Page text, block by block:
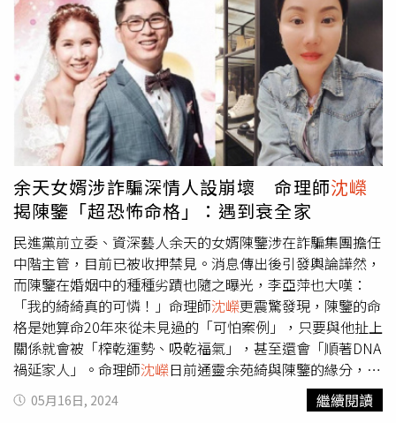
「代為」發表各種意見，或是出錢出力幫忙收尾，外界均認
為，是狄鶯對孫安佐的溺愛害了他。沈嶸
通靈後則指出，狄
鶯與孫安佐是「刑剋」關係，而且是孫安佐刑剋狄鶯，兩人
相處會不斷損耗狄鶯的運勢、名聲和健康，讓狄鶯疲於奔
命、收拾善後，現在甚至傳出狄鶯向媒體表示這次事件解決
後要與孫鵬離婚，其實狄鶯與孫鵬1997年結婚生下孫安佐
後，不到2年就離婚，直到2007年才復合再婚，如今婚姻又
因兒子問題受到影響，完全就是典型的「刑剋」現象。孫安
佐在直播上稱「你以為我不想要普通人的幸福嗎？」也顯然
對於家庭相當不滿，沈嶸調閱因果簿後發現孫安佐有「不被
諒解」、「痛苦」、「失望」、「報復心」、「仇恨」和
「自毀」的不良業力，加上孫安佐從小養尊處優，他的腦波
中認為「既然不需努力就能過好日子，那為何還需要努
力？」這也使得孫安佐有「無責任感」的業力，這個不良業
力讓他即使24歲表現卻仍像個小男孩一樣，無法對自己的行
為負責，總是惹得母親狄鶯傷心難過。最後， 沈嶸通靈聖靈
針對孫安佐給出解方：「聖靈建議孫安佐的情況需要儘速就
醫，趕快得到正確醫治，不能再拖延，以免病情惡化發生憾
事。另外，建議狄鶯對孫安佐要做到『真正的放手』，讓兒
子對自己的所有行為負責，不要再出手幫他，也不要輕易給
還具備「富貴一生」的命格，她不僅一出生就能受到父母資
源的庇蔭，特別生旺父母、家族，未來不論跟誰成家，她也
能帶旺夫家，可以說這樣的命格「不論做什麼都能有錢」，
即使她未來轉型不當藝人，一樣能大富大貴，是真正的富貴
之人，有錢又有福氣。而歐陽娜娜則是「金鑽桃花」命格，
走到哪都能受人喜愛，特別能受到男性的助緣，這樣的命格
靠著實力與絕色外表就能崛起，對照歐陽娜娜靠著音樂才華
和動人美貌撐起演藝事業的一片天，就很符合這個格局，且
她命格能量很強，完全是又美又有錢的桃花美人。不過，
嶸指出這種命格比較適合單身，一旦步入婚姻，桃花能量就
會衰減。 沈嶸還特別提醒歐陽娜娜要持續精進演技、音樂實
力，不然會「後繼無力」的現象，容易被演藝圈「長江後浪
推前浪」給淹沒。沈嶸總結：「不論是『富貴一生』或『金
鑽桃花』命格，都是能夠賺大錢的特殊富貴格局，這是家庭
中少見的貴女命格，能夠成為家族之光，小S與傅娟能夠生
到這樣的女兒非常有福氣，許韶恩與歐陽娜娜未來的表現值
得大眾期待，祝福兩人未來人生都能一路長紅。」
余天女婿涉詐騙深情人設崩壞 命理師沈嶸
揭陳鑒「超恐怖命格」：遇到衰全家
民進黨前立委、資深藝人余天的女婿陳鑒涉在詐騙集團擔任
中階主管，目前已被收押禁見。消息傳出後引發輿論譁然，
而陳鑒在婚姻中的種種劣蹟也隨之曝光，李亞萍也大嘆：
「我的綺綺真的可憐！」命理師沈嶸更震驚發現，陳鑒的命
格是她算命20年來從未見過的「可怕案例」，只要與他扯上
關係就會被「榨乾運勢、吸乾福氣」，甚至還會「順著DNA
禍延家人」。命理師沈嶸日前通靈余苑綺與陳鑒的緣分，驚
呼算命20年來從沒見過這種可怕案例！
指出，余苑綺與
陳鑒根本不適合結婚，從一開始就是「刑剋」關係，而且是
05月16日, 2024 繼續閱讀